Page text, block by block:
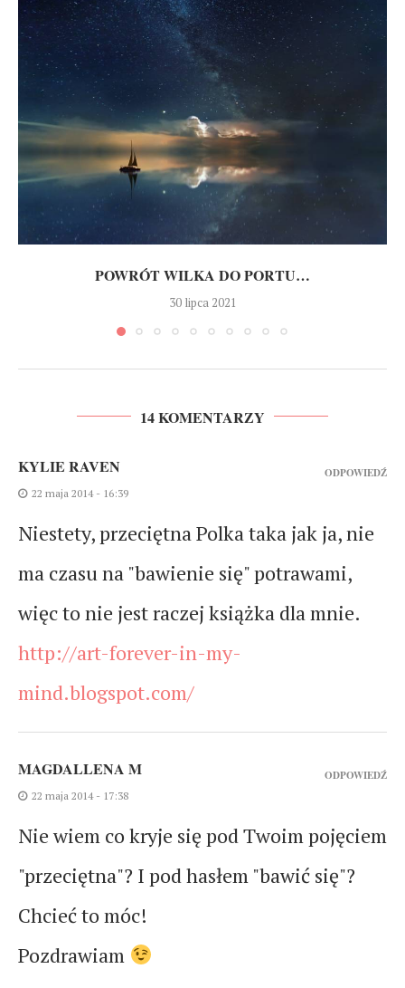
POWRÓT WILKA DO PORTU…
30 lipca 2021
14 KOMENTARZY
KYLIE RAVEN
22 maja 2014 - 16:39
Niestety, przeciętna Polka taka jak ja, nie
ma czasu na "bawienie się" potrawami,
więc to nie jest raczej książka dla mnie.
http://art-forever-in-my-
mind.blogspot.com/
ODPOWIEDŹ
MAGDALLENA M
22 maja 2014 - 17:38
Nie wiem co kryje się pod Twoim pojęciem
"przeciętna"? I pod hasłem "bawić się"?
Chcieć to móc!
Pozdrawiam
ODPOWIEDŹ